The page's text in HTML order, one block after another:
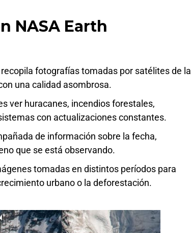
NASA Earth
fotografías tomadas por satélites de la
una calidad asombrosa.
ver huracanes, incendios forestales,
con actualizaciones constantes.
de información sobre la fecha,
que se está observando.
tomadas en distintos períodos para
urbano o la deforestación.